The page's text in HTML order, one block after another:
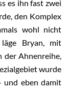
es ihn fast zwei
den Komplex
wohl nicht
Bryan, mit
der Ahnenreihe,
wurde
und eben damit